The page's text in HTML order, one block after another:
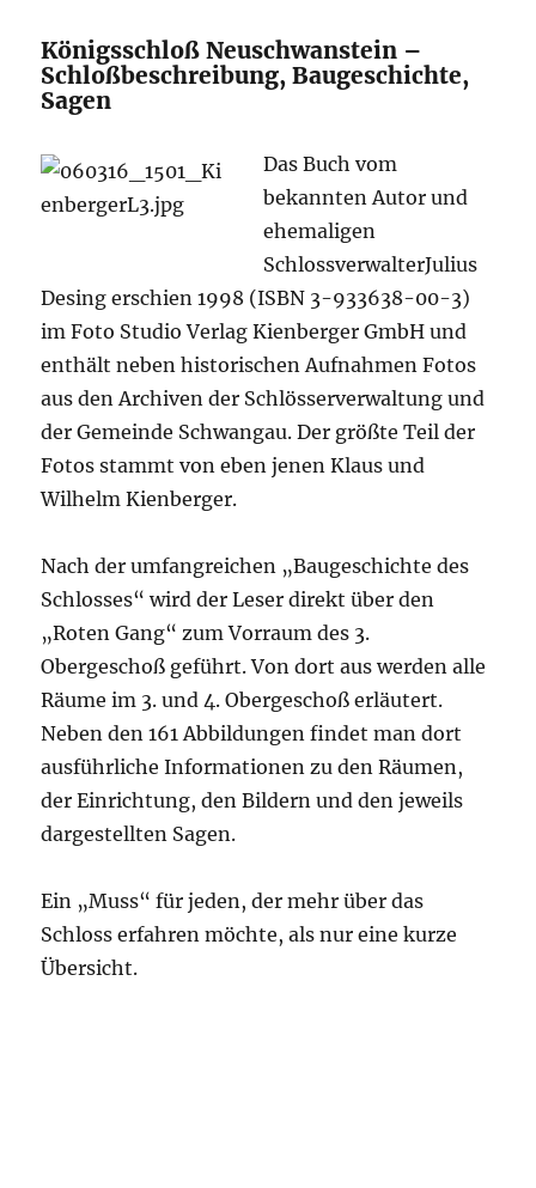
Königsschloß Neuschwanstein –
Schloßbeschreibung, Baugeschichte,
Sagen
Das Buch vom
bekannten Autor und
ehemaligen
SchlossverwalterJulius
Desing erschien 1998 (ISBN 3-933638-00-3)
im Foto Studio Verlag Kienberger GmbH und
enthält neben historischen Aufnahmen Fotos
aus den Archiven der Schlösserverwaltung und
der Gemeinde Schwangau. Der größte Teil der
Fotos stammt von eben jenen Klaus und
Wilhelm Kienberger.
Nach der umfangreichen „Baugeschichte des
Schlosses“ wird der Leser direkt über den
„Roten Gang“ zum Vorraum des 3.
Obergeschoß geführt. Von dort aus werden alle
Räume im 3. und 4. Obergeschoß erläutert.
Neben den 161 Abbildungen findet man dort
ausführliche Informationen zu den Räumen,
der Einrichtung, den Bildern und den jeweils
dargestellten Sagen.
Ein „Muss“ für jeden, der mehr über das
Schloss erfahren möchte, als nur eine kurze
Übersicht.